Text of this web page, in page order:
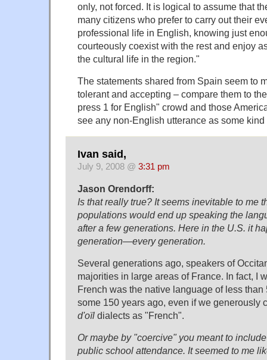
only, not forced. It is logical to assume that
many citizens who prefer to carry out their
professional life in English, knowing just
courteously coexist with the rest and enjoy
the cultural life in the region."
The statements shared from Spain seem to
tolerant and accepting – compare them to
press 1 for English" crowd and those
see any non-English utterance as some kind
Ivan said,
July 9, 2008 @ 3:31 pm
Jason Orendorff:
Is that really true? It seems inevitable to me
populations would end up speaking the
after a few generations. Here in the U.S. it
generation—every generation.
Several generations ago, speakers of
majorities in large areas of France. In fact, I
French was the native language of less
some 150 years ago, even if we generously
d'oïl dialects as "French".
Or maybe by "coercive" you meant to
public school attendance. It seemed to me